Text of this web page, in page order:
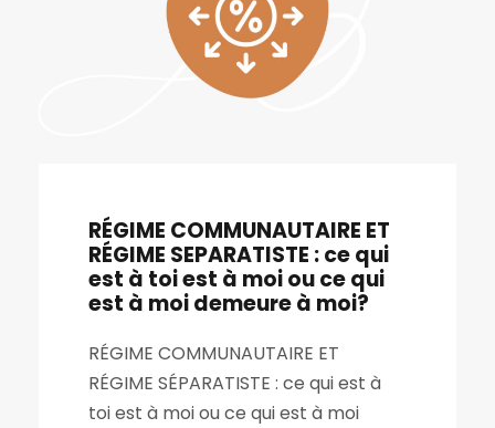
RÉGIME COMMUNAUTAIRE ET
RÉGIME SEPARATISTE : ce qui
est à toi est à moi ou ce qui
est à moi demeure à moi?
RÉGIME COMMUNAUTAIRE ET
RÉGIME SÉPARATISTE : ce qui est à
toi est à moi ou ce qui est à moi